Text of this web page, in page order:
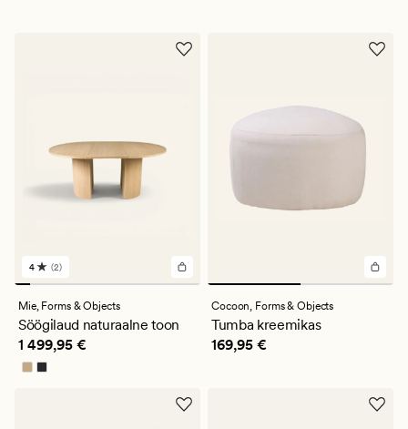
2
arvustust
keskmise
hinnanguga
4
4 (2)
Mie, Forms & Objects
Söögilaud naturaalne toon
Pris_ee 1 499,95 €
1 499,95 €
Cocoon, Forms & Objects
Tumba kreemikas
Pris_ee 169,95 €
169,95 €